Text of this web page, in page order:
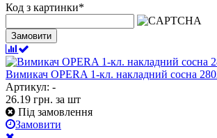
Код з картинки*
Замовити
Вимикач OPERA 1-кл. накладний сосна
Артикул: -
26.19 грн. за шт
Під замовлення
Замовити